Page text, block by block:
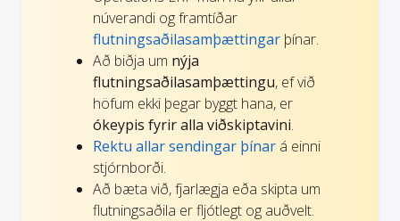
núverandi og framtíðar
flutningsaðilasamþættingar þínar.
Að biðja um nýja
flutningsaðilasamþættingu, ef við
höfum ekki þegar byggt hana, er
ókeypis fyrir alla viðskiptavini.
Rektu allar sendingar þínar á einni
stjórnborði.
Að bæta við, fjarlægja eða skipta um
flutningsaðila er fljótlegt og auðvelt.